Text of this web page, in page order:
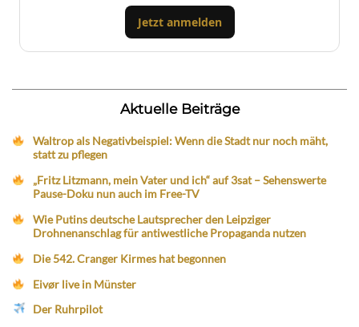
Jetzt anmelden
Aktuelle Beiträge
Waltrop als Negativbeispiel: Wenn die Stadt nur noch mäht,
statt zu pflegen
„Fritz Litzmann, mein Vater und ich“ auf 3sat – Sehenswerte
Pause-Doku nun auch im Free-TV
Wie Putins deutsche Lautsprecher den Leipziger
Drohnenanschlag für antiwestliche Propaganda nutzen
Die 542. Cranger Kirmes hat begonnen
Eivør live in Münster
Der Ruhrpilot